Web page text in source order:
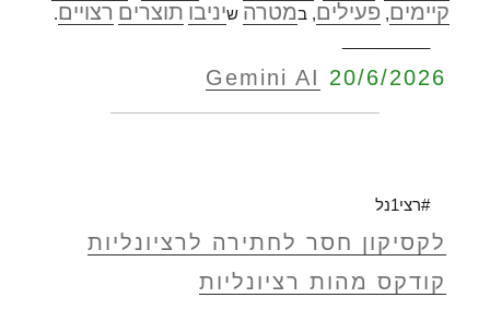
קיימים, פעילים, במטרה שיניבו תוצרים רצויים.
Gemini AI 20/6/2026
#רצי1נל
לקסיקון חסר לחתירה לרציונליות
קודקס מהות רציונליות